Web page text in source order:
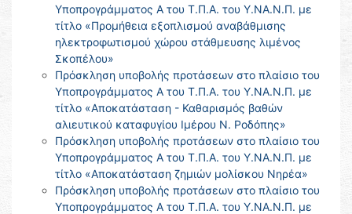
Υποπρογράμματος Α του Τ.Π.Α. του Υ.ΝΑ.Ν.Π. με
τίτλο «Προμήθεια εξοπλισμού αναβάθμισης
ηλεκτροφωτισμού χώρου στάθμευσης λιμένος
Σκοπέλου»
Πρόσκληση υποβολής προτάσεων στο πλαίσιο του
Υποπρογράμματος Α του Τ.Π.Α. του Υ.ΝΑ.Ν.Π. με
τίτλο «Αποκατάσταση - Καθαρισμός βαθών
αλιευτικού καταφυγίου Ιμέρου Ν. Ροδόπης»
Πρόσκληση υποβολής προτάσεων στο πλαίσιο του
Υποπρογράμματος Α του Τ.Π.Α. του Υ.ΝΑ.Ν.Π. με
τίτλο «Αποκατάσταση ζημιών μολίσκου Νηρέα»
Πρόσκληση υποβολής προτάσεων στο πλαίσιο του
Υποπρογράμματος Α του Τ.Π.Α. του Υ.ΝΑ.Ν.Π. με